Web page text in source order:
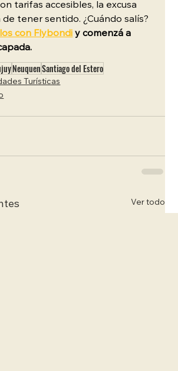
tarifas accesibles, la excusa
tener sentido. ¿Cuándo salís?
con Flybondi y comenzá a
NeuquenSantiago del Estero
Turísticas
Ver todo